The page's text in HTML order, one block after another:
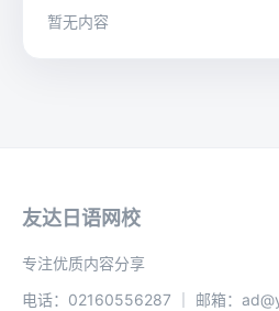
暂无内容
友达日语网校
专注优质内容分享
电话：02160556287 ｜ 邮箱：